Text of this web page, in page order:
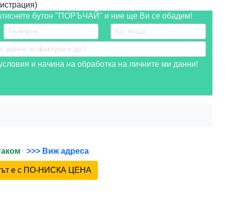
бутон "ПОРЪЧАЙ" и ние ще Ви се обадим!
и начина на обработка на личните ми данни!
>>> Виж адреса
е с ПО-НИСКА ЦЕНА